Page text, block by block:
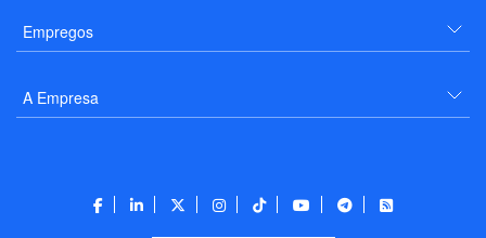
Empregos
A Empresa